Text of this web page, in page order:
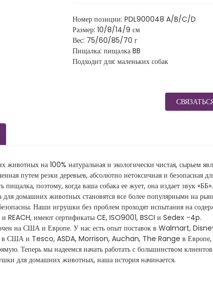
Номер позиции: PDL900048 A/B/C/D
Размер: 10/8/14/9 см
Вес: 75/60/85/70 г
Пищалка: пищалка BB
Подходит для: маленьких собак
на 100% натуральная и экологически чистая, сырьем
путем резки деревьев, абсолютно нетоксичная и безопасная
поэтому, когда ваша собака ее жует, она издает звук «ББ».
для домашних животных становятся все более популярными на
Наши игрушки без проблем проходят испытания на
REACH, имеют сертификаты CE, ISO9001, BSCI и Sedex -4p.
на США и Европе. У нас есть опыт поставок в Walmart,
и Tesco, ASDA, Morrison, Auchan, The Range в Европе,
Теперь мы надеемся начать работать с большинством
для домашних животных, наша история начинается.